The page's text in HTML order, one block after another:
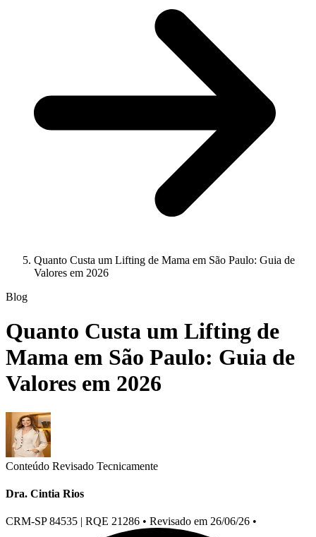
Quanto Custa um Lifting de Mama em São Paulo: Guia de
Valores em 2026
Blog
Quanto Custa um Lifting de
Mama em São Paulo: Guia de
Valores em 2026
Conteúdo Revisado Tecnicamente
Dra. Cintia Rios
CRM-SP 84535 | RQE 21286 • Revisado em 26/06/26 •